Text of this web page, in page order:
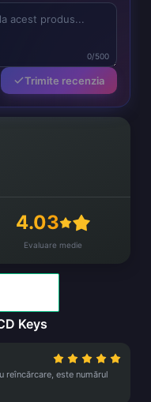
0/500
Trimite recenzia
4.03
Evaluare medie
Keys
reîncărcare, este numărul